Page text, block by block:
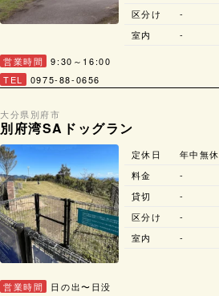
営業時間
9:30～16:00
TEL
0975-88-0656
区分け
-
室内
-
大分県 別府市
別府湾SAドッグラン
営業時間
日の出〜日没
定休日
年中無休
料金
-
貸切
-
区分け
-
室内
-